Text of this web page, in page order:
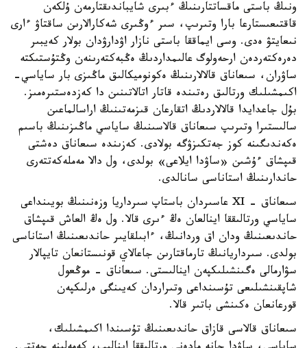
ونىڭ باستى ماقساتتارىنىڭ ءبىرى شايباندىقتارمەن ۇلكەن
قاقتىعىستارعا بارا وتىرىپ، سىر ءوڭىرى شەكارالارىن ساقتاۋ ءارى
نىعايتۋ ەدى. وسى ايماققا باستى نازار اۋدارۋدان بولار كەيبىر
دەرەكتەردەن ارحەولوگ عالىمداردىڭ ەڭبەكتەرىنەن وڭتۇستىكتە
ساۋران، سىعاناق قالالارىنىڭ ەكونوميكالىق ماڭىزى بار ساياسي-
اكىمشىلىك ورتالىق رەتىندە قاتار اتالاتىنىن دا كەزدەستىرەمىز.
بۇل جاعدايدا قالالاردىڭ اتقارعان قىزمەتىنىڭ اراسالماعىن
سالىستىرا وتىرىپ سىعاناق قالاسىنىڭ ساياسي ماڭىزىنىڭ باسىم
ەكەندىگىنە كوز جەتكىزۋگە بولادى. كەزىندە سىعاناق دەشتى
قىپشاق ءۇشىن «ساۋدا ايلاعى» بولدى، ول دالا مەملەكەتتەرى
حاندارىنىڭ استاناسى سانالدى.
سىعاناق - XI عاسىردان باستاپ سىرداريا وزەنىنىڭ بويىنداعى
ساياسي ورتالىققا اينالعان ەڭ ءىرى قالا. ول ەڭ العاش قىپشاق
حاندىعىنىڭ ودان اق وردانىڭ، ءابىلقايىر حاندىعىنىڭ استاناسى
بولدى. سىرداريانىڭ تارماقتارىن جاعالاي قونىستانعان تايپالار
سۋارمالى ەگىنشىلىكپەن اينالىستى. سىعاناق - موڭعول
شاپقىنشىلىعى تۇسىنداعى وتىراردان كەيىنگى ەرلىكپەن
قورعانعان ەكىنشى باتىر قالا.
سىعاناق قالاسى قازاق حاندىعىنىڭ تۇسىندا اكىمشىلىك،